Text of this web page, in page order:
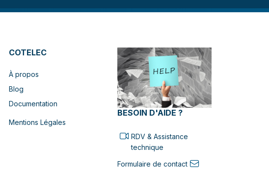
COTELEC
À propos
Blog
Documentation
Mentions Légales
BESOIN D'AIDE ?
RDV & Assistance
technique
Formulaire de contact